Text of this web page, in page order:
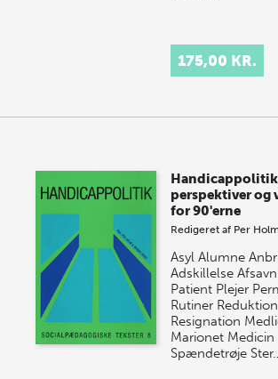
175,00 KR.
Handicappolitik
perspektiver og
for 90'erne
Redigeret af Per
Asyl Alumne
Adskillelse
Patient Plejer
Rutiner Reduktion
Resignation
Marionet Medicin
Spændetrøje